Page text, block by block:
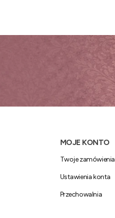
MOJE KONTO
Twoje zamówienia
Ustawienia konta
Przechowalnia